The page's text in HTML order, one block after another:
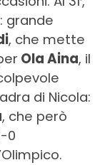
grande
, che mette
Ola Aina, il
di Nicola:
, che però
0